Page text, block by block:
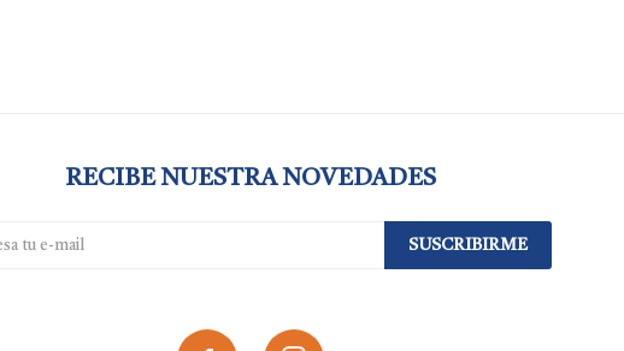
RECIBE NUESTRA NOVEDADES
SUSCRIBIRME